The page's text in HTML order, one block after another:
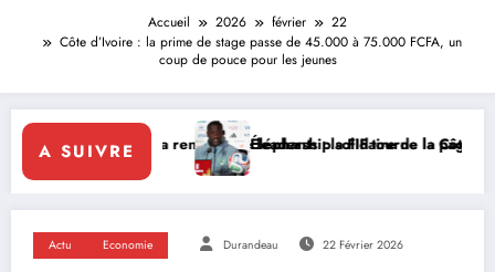
Accueil 2026 février
22
Côte d’Ivoire : la prime de stage passe de 45.000 à 75.000 FCFA, un
coup de pouce pour les jeunes
A SUIVRE
renforce le leadership solidaire de la Côte d’Ivoire en Afrique
Éléphants : la FIF tourne la page Emerse Faé
Actu Economie Durandeau 22 Février 2026